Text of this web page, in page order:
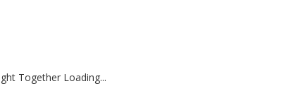
Together Loading...